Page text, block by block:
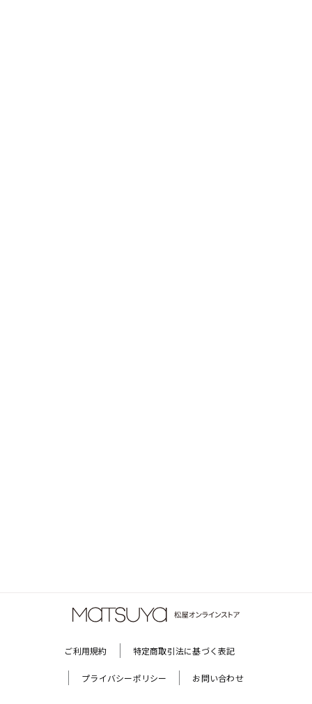
ご利用規約 特定商取引法に基づく表記
プライバシーポリシー お問い合わせ